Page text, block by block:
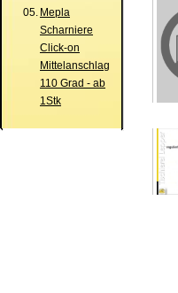
05. Mepla
Scharniere
Click-on
Mittelanschlag
110 Grad - ab
1Stk